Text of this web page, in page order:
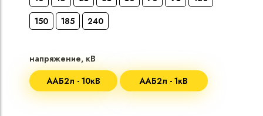
150
185 240
напряжение, кВ
ААБ2л - 10кВ
ААБ2л - 1кВ